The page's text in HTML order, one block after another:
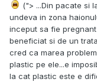
("> ...Din pacate si
undeva in zona
inceput sa fie
beneficiat si de un
cred ca marea
plastic pe ele...e
la cat plastic este e